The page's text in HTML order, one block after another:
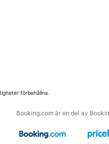
förbehållna.
Booking.com är en del av